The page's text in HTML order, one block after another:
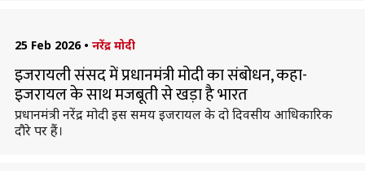
25 Feb 2026 • नरेंद्र मोदी
इजरायली संसद में प्रधानमंत्री मोदी का संबोधन, कहा-
इजरायल के साथ मजबूती से खड़ा है भारत
प्रधानमंत्री नरेंद्र मोदी इस समय इजरायल के दो दिवसीय आधिकारिक
दौरे पर हैं।